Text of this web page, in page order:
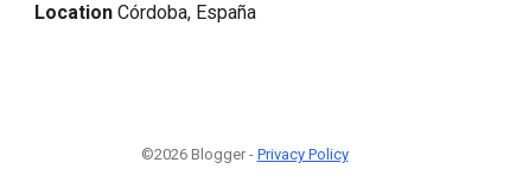
Location Córdoba, España
©2026 Blogger - Privacy Policy